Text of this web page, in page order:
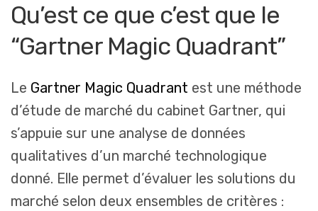
Qu’est ce que c’est que le
“Gartner Magic Quadrant”
Le Gartner Magic Quadrant est une méthode
d’étude de marché du cabinet Gartner, qui
s’appuie sur une analyse de données
qualitatives d’un marché technologique
donné. Elle permet d’évaluer les solutions du
marché selon deux ensembles de critères :